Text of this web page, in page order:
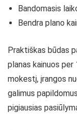
Bandomasis
Bendra plano
Praktiškas būdas
planas kainuos
mokestį, įrangos
galimus
pigiausias